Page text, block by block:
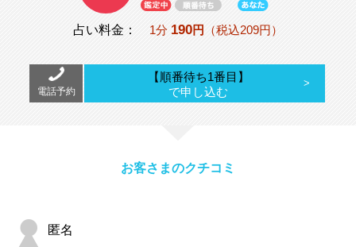
占い料金： 1分 190円 （税込209円）
電話予約
【順番待ち1番目】
で申し込む
お客さまのクチコミ
匿名